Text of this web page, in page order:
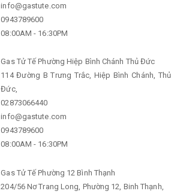
info@gastute.com
0943789600
08:00AM - 16:30PM
Gas Tử Tế Phường Hiệp Bình Chánh Thủ Đức
114 Đường B Trưng Trắc, Hiệp Bình Chánh, Thủ
Đức,
02873066440
info@gastute.com
0943789600
08:00AM - 16:30PM
Gas Tử Tế Phường 12 Bình Thạnh
204/56 Nơ Trang Long, Phường 12, Binh Thạnh,